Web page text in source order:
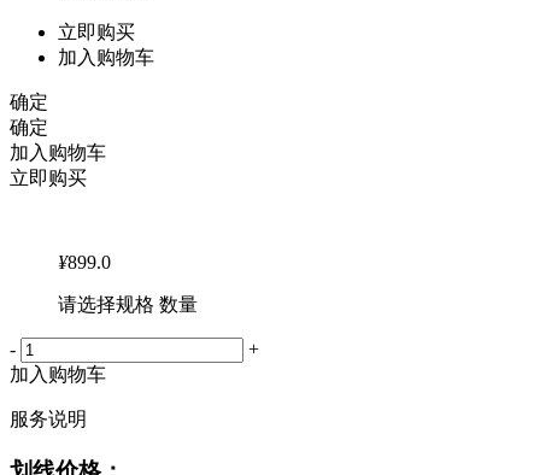
立即购买
加入购物车
确定
确定
加入购物车
立即购买
¥899.0
请选择规格 数量
-
+
加入购物车
服务说明